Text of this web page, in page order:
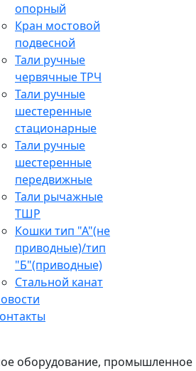
опорный
Кран мостовой
подвесной
Тали ручные
червячные ТРЧ
Тали ручные
шестеренные
стационарные
Тали ручные
шестеренные
передвижные
Тали рычажные
ТШР
Кошки тип "А"(не
приводные)/тип
"Б"(приводные)
Стальной канат
оборудование, промышленное